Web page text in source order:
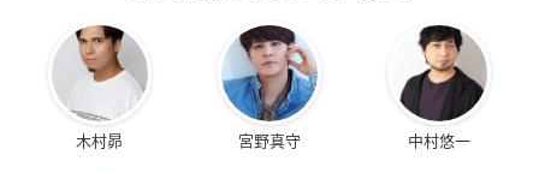
木村昴 宮野真守 中村悠一